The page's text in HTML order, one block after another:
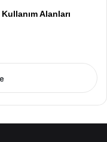
Alanları